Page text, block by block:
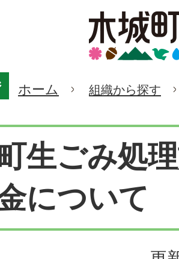
ホーム 組織から探す
生ごみ処
について